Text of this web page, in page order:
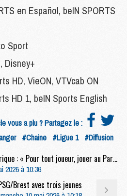
en Español, beIN SPORTS
Sport
Disney+
HD, VieON, VTVcab ON
HD 1, beIN Sports English
vous a plu ? Partagez le :
#Chaine #Ligue 1 #Diffusion
Match : Luis Enrique : « Pour tout joueur, jouer au Parc, c'est toujours spécial »
2026 à 10:36
Brest avec trois jeunes